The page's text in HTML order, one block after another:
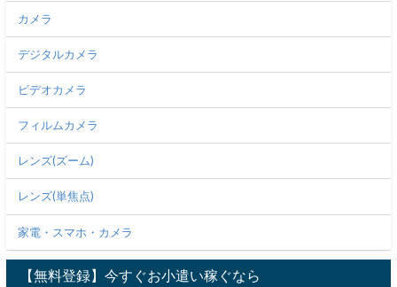
カメラ
デジタルカメラ
ビデオカメラ
フィルムカメラ
レンズ(ズーム)
レンズ(単焦点)
家電・スマホ・カメラ
【無料登録】今すぐお小遣い稼ぐなら